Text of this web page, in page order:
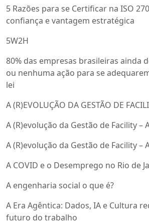
5 Razões para se Certificar na ISO
confiança e vantagem estratégica
5W2H
80% das empresas brasileiras ainda
ou nenhuma ação para se
lei
A (R)EVOLUÇÃO DA GESTÃO DE
A (R)evolução da Gestão de Facility –
A (R)evolução da Gestão de Facility –
A COVID e o Desemprego no Rio de
A engenharia social o que é?
A Era Agêntica: Dados, IA e Cultura
futuro do trabalho